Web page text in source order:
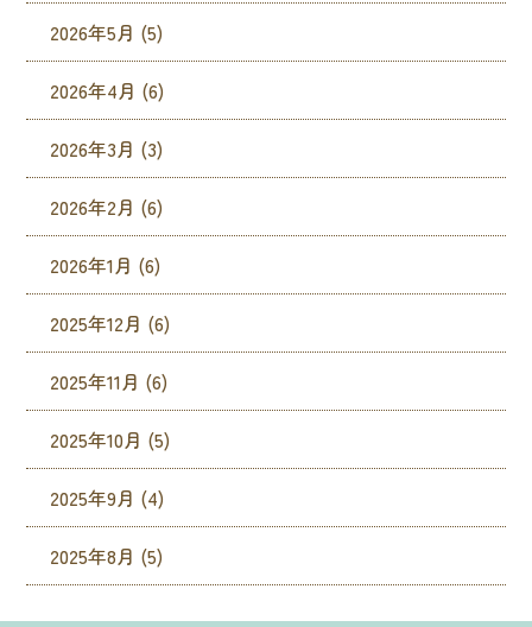
2026年5月 (5)
2026年4月 (6)
2026年3月 (3)
2026年2月 (6)
2026年1月 (6)
2025年12月 (6)
2025年11月 (6)
2025年10月 (5)
2025年9月 (4)
2025年8月 (5)